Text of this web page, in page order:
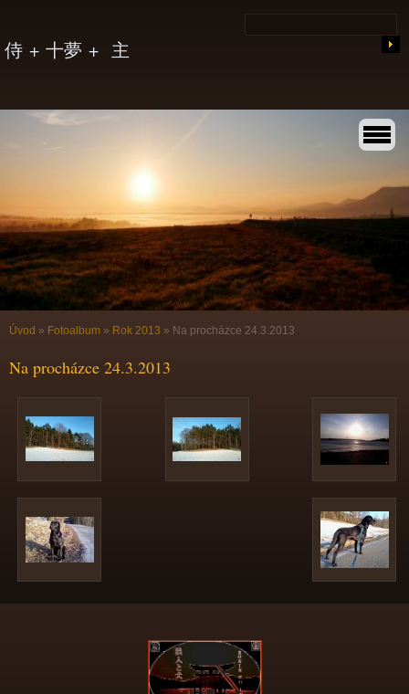
侍 + 十夢 + 主
Úvod » Fotoalbum » Rok 2013 » Na procházce 24.3.2013
Na procházce 24.3.2013